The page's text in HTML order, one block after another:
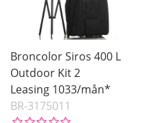
Broncolor Siros 400 L
Outdoor Kit 2
Leasing 1033/mån*
BR-3175011